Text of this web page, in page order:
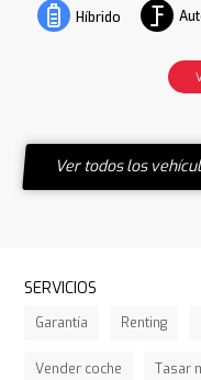
Híbrido
Ver todos los
SERVICIOS
Garantía Renting
Vender coche Tasar